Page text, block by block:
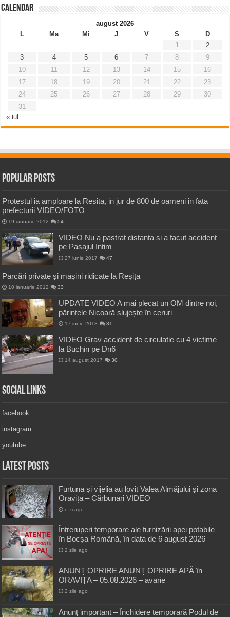
Calendar
august 2026
L
Ma Mi J V S
D
1
2
3
4 5 6 7 8
9
10
11 12 13 14 15
16
17
18 19 20 21 22
23
24
25 26 27 28 29
30
31
« iul.
Popular Posts
Protestul ia amploare la Resita, in jur de 800 de oameni in fata
prefecturii VIDEO/FOTO
19 ianuarie 2012 54
VIDEO Nu a pastrat distanta si a facut accident
pe Pasajul Intim
27 iunie 2017 47
Parcări private și mașini ridicate la Reșița
10 ianuarie 2012 33
UPDATE VIDEO A mai plecat un OM dintre noi,
părintele Nicoară slujește în ceruri
17 iunie 2013 31
VIDEO Grav accident de circulatie cu 4 victime
la Buchin pe Dn6
14 august 2017 30
Social Links
facebook
instagram
youtube
Latest Posts
Furtuna și vijelia au lovit Valea Almăjului și zona
Oravița – Cărbunari VIDEO
o zi ago
Întreruperi temporare ale furnizării apei potabile
în Bocșa Română, în data de 6 august 2026
2 zile ago
ANUNŢ OPRIRE ANUNŢ OPRIRE APĂ în
ORAVIȚA – 05.08.2026 – avarie
2 zile ago
Anunț important – Închidere temporară Podul de